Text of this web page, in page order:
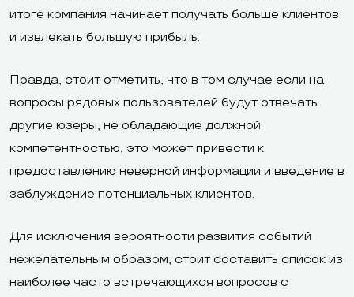
итоге компания начинает получать больше клиентов
и извлекать большую прибыль.
Правда, стоит отметить, что в том случае если на
вопросы рядовых пользователей будут отвечать
другие юзеры, не обладающие должной
компетентностью, это может привести к
предоставлению неверной информации и введение в
заблуждение потенциальных клиентов.
Для исключения вероятности развития событий
нежелательным образом, стоит составить список из
наиболее часто встречающихся вопросов с